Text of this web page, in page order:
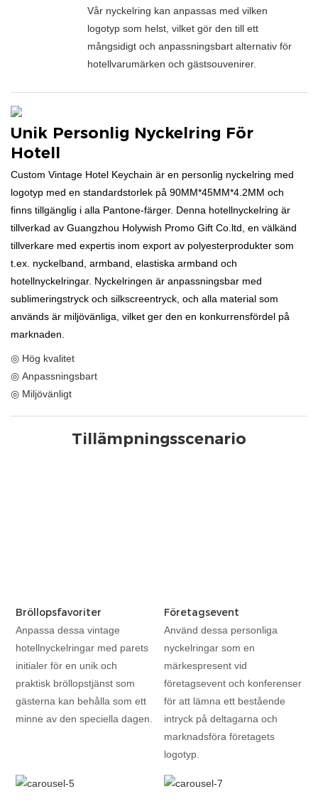
Vår nyckelring kan anpassas med vilken
logotyp som helst, vilket gör den till ett
mångsidigt och anpassningsbart alternativ för
hotellvarumärken och gästsouvenirer.
Unik Personlig Nyckelring För
Hotell
Custom Vintage Hotel Keychain är en personlig nyckelring med
logotyp med en standardstorlek på 90MM*45MM*4.2MM och
finns tillgänglig i alla Pantone-färger. Denna hotellnyckelring är
tillverkad av Guangzhou Holywish Promo Gift Co.ltd, en välkänd
tillverkare med expertis inom export av polyesterprodukter som
t.ex. nyckelband, armband, elastiska armband och
hotellnyckelringar. Nyckelringen är anpassningsbar med
sublimeringstryck och silkscreentryck, och alla material som
används är miljövänliga, vilket ger den en konkurrensfördel på
marknaden.
◎ Hög kvalitet
◎ Anpassningsbart
◎ Miljövänligt
Tillämpningsscenario
Bröllopsfavoriter
Anpassa dessa vintage
hotellnyckelringar med parets
initialer för en unik och
praktisk bröllopstjänst som
gästerna kan behålla som ett
minne av den speciella dagen.
Företagsevent
Använd dessa personliga
nyckelringar som en
märkespresent vid
företagsevent och konferenser
för att lämna ett bestående
intryck på deltagarna och
marknadsföra företagets
logotyp.